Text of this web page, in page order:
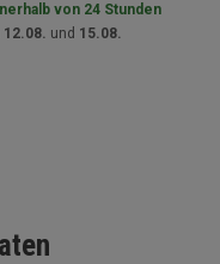
von 24 Stunden
12.08. und 15.08.